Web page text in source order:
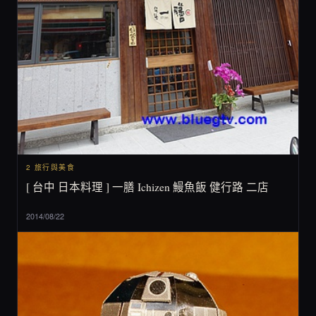
2 旅行與美食
[ 台中 日本料理 ] 一膳 Ichizen 鰻魚飯 健行路 二店
2014/08/22